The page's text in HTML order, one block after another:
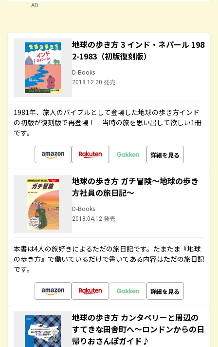
AD
地球の歩き方 3 インド・ネパール 198
2-1983（初版復刻版）
D-Books
2018.12.20 発売
1981年、旅人のバイブルとして登場した地球の歩き方インド
の初版が復刻版で再登場！ 当時の旅を思い出して欲しい1冊
です。
詳細を見る
地球の歩き方 ガチ冒険～地球の歩き
方社員の旅日記～
D-Books
2018.04.12 発売
本書は4人の旅好きによるただの旅日記です。たまたま『地球
の歩き方』で働いているだけで書いてある内容はただの旅日記
です。
詳細を見る
地球の歩き方 カンタベリーと周辺の
すてきな田舎町へ～ロンドンからの日
帰りおさんぽガイド♪